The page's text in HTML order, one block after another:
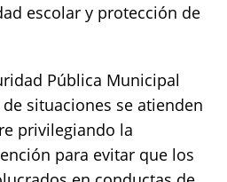
escolar y protección de
Pública Municipal
situaciones se atienden
privilegiando la
para evitar que los